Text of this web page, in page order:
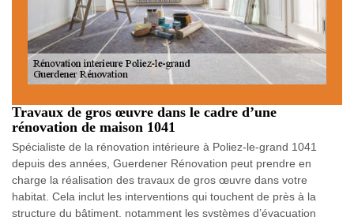
Travaux de gros œuvre dans le cadre d’une
rénovation de maison 1041
Spécialiste de la rénovation intérieure à Poliez-le-grand 1041
depuis des années, Guerdener Rénovation peut prendre en
charge la réalisation des travaux de gros œuvre dans votre
habitat. Cela inclut les interventions qui touchent de près à la
structure du bâtiment, notamment les systèmes d’évacuation